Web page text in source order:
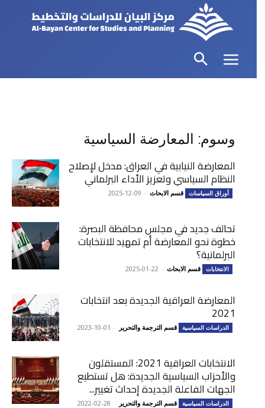
وسوم: المعارضة السياسية
المعارضة النيابية في العراق: مدخل لإصلاح
النظام السياسي وتعزيز الأداء البرلماني
أوراق السياسات قسم الابحاث -
2025-12-09
تحالف جديد في مجلس محافظة البصرة:
خطوة نحو المعارضة أم تمهيد للانتخابات
البرلمانية؟
الانتخابات قسم الابحاث -
2025-01-22
المعارضة العراقية الجديدة بعد انتخابات
2021
الدراسات السياسية قسم الترجمة والتحرير -
2023-10-01
الانتخابات العراقية 2021: المستقلون
والأحزاب السياسية الجديدة: هل تستطيع
الجهات الفاعلة الجديدة إحداث تغيير...
الدراسات السياسية قسم الترجمة والتحرير -
2022-02-28